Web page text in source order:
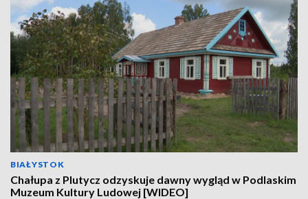
BIAŁYSTOK
Chałupa z Plutycz odzyskuje dawny wygląd w Podlaskim
Muzeum Kultury Ludowej [WIDEO]